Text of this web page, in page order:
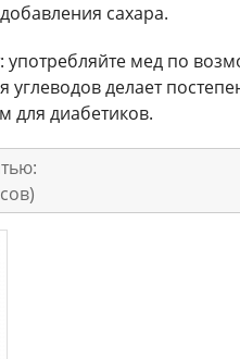
сахара.
мед по
углеводов делает
диабетиков.